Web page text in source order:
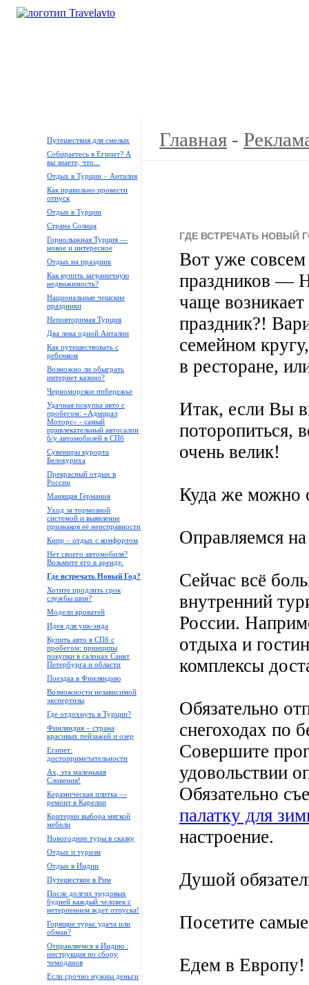
Путешествия для смелых
Собираетесь в Египет? А
вы знаете, что...
Отдых в Турции – Анталия
Как правильно провести
отпуск
Отдых в Турции
Страна Солнца
Горнолыжная Турция —
новое и интересное
Отдых на праздник
Как купить заграничную
недвижимость?
Национальные чешские
праздники
Неповторимая Турция
Два лика одной Анталии
Как путешествовать с
ребенком
Возможно ли обыграть
интернет казино?
Черноморское побережье
Удачная покупка авто с
пробегом: «Адмирал
Моторс» - самый
привлекательный автосалон
б/у автомобилей в СПб
Сувениры курорта
Белокуриха
Прекрасный отдых в
России
Манящая Германия
Уход за тормозной
системой и выявление
признаков её неисправности
Кипр – отдых с комфортом
Нет своего автомобиля?
Возьмите его в аренду.
Где встречать Новый Год?
Хотите продлить срок
службы шин?
Модели кроватей
Идея для уик-энда
Купить авто в СПб с
пробегом: принципы
покупки в салонах Санкт
Петербурга и области
Поездка в Финляндию
Возможности независимой
экспертизы
Где отдохнуть в Турции?
Финляндия – страна
красивых пейзажей и озер
Египет:
достопримечательности
Ах, эта маленькая
Словения!
Керамическая плитка —
ремонт в Карелии
Критерии выбора мягкой
мебели
Новогодние туры в сказку
Отдых и туризм
Отдых в Индии
Путешествие в Рим
После долгих трудовых
будней каждый человек с
нетерпением ждет отпуска!
Горящие туры: удача или
обман?
Отправляемся в Индию :
инструкция по сбору
чемоданов
Если срочно нужны деньги
Главная -
ГДЕ ВСТРЕЧАТЬ НОВЫЙ
Вот уже совсем
праздников —
чаще возникает
праздник?!
семейном
в ресторане,
Итак, если Вы
поторопиться,
очень велик!
Куда же можно
Оправляемся
Сейчас всё
внутренний
России.
отдыха и
комплексы
Обязательно
снегоходах по
Совершите
удовольствии
Обязательно
палатку для
настроение.
Душой
Посетите
Едем в Европу!